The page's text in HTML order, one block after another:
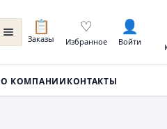
📋
Заказы
♡
Избранное
👤
Войти
О КОМПАНИИКОНТАКТЫ